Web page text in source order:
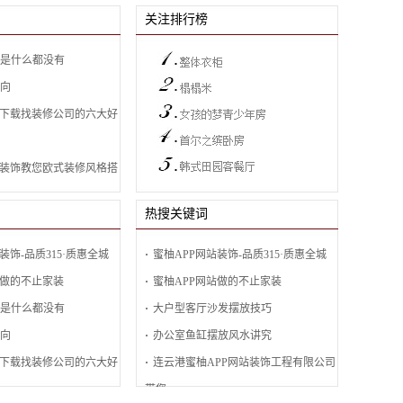
什么都没有
载找装修公司的六大好
饰教您欧式装修风格搭
关注排行榜
饰-品质315·质惠全城
的不止家装
什么都没有
载找装修公司的六大好
热搜关键词
蜜柚APP网站装饰-品质315·质惠全城
蜜柚APP网站做的不止家装
大户型客厅沙发摆放技巧
办公室鱼缸摆放风水讲究
连云港蜜柚APP网站装饰工程有限公司
带您...
蜜柚APP网站装饰-品质315·质惠全城
《蜜柚APP网站装饰 - 品质315•质惠全城》️ * 水电火爆直...
蜜柚APP网站做的不止家装
餐饮店装修是一个复杂且精细的过程，需要经过多个步
极简装修并不是什么都没有
极简装修是一种追求简约、舒适和实用性的装修风
格，相...